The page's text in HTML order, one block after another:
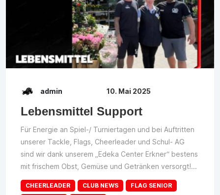
admin 10. Mai 2025
Lebensmittel Support
Für Energie an Spiel-/ Turniertagen und bei Auftritten
unserer Tackle, Flags, Cheerleader und Schul- AG
sind wir dank unserem „Edeka Center Erkner“ bestens
mit frischem Obst, Gemüse und Getränken versorgt!...
CHEERLEADER CLUB NEWS
FLAG SENIOR